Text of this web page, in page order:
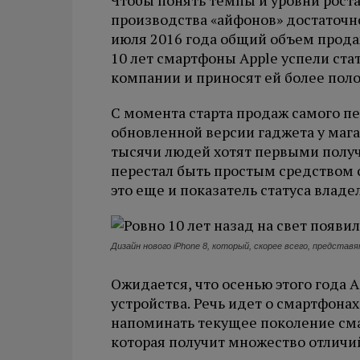
производства «айфонов»
июля 2016 года общий объем
10 лет смартфоны Apple успели
компании и приносят ей более
С момента старта продаж самого
обновленной версии гаджета у
тысячи людей хотят первыми
перестал быть простым
это еще и показатель статуса
Дизайн нового iPhone 8, который, скорее всего,
Ожидается, что осенью этого года
устройства. Речь идет о
напоминать текущее поколение
которая получит множество